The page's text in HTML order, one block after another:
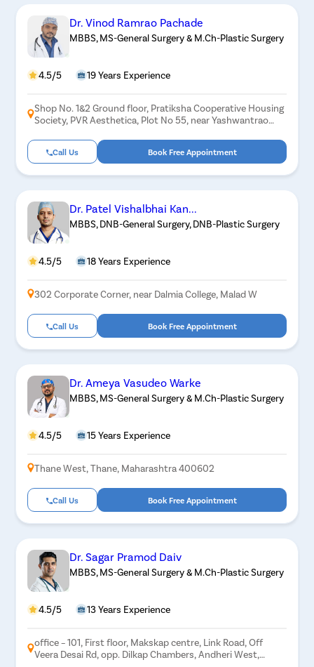
Dr. Vinod Ramrao Pachade
MBBS, MS-General Surgery & M.Ch-Plastic Surgery
4.5/5 19 Years Experience
Shop No. 1&2 Ground floor, Pratiksha Cooperative Housing
Society, PVR Aesthetica, Plot No 55, near Yashwantrao
Maharashtra 400709
Call Us Book Free Appointment
Dr. Patel Vishalbhai Kan...
MBBS, DNB-General Surgery, DNB-Plastic Surgery
4.5/5 18 Years Experience
302 Corporate Corner, near Dalmia College, Malad W
Call Us Book Free Appointment
Dr. Ameya Vasudeo Warke
MBBS, MS-General Surgery & M.Ch-Plastic Surgery
4.5/5 15 Years Experience
Thane West, Thane, Maharashtra 400602
Call Us Book Free Appointment
Dr. Sagar Pramod Daiv
MBBS, MS-General Surgery & M.Ch-Plastic Surgery
4.5/5 13 Years Experience
office – 101, First floor, Makskap centre, Link Road, Off
Veera Desai Rd, opp. Dilkap Chambers, Andheri West,